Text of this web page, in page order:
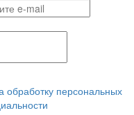
обработку персональных